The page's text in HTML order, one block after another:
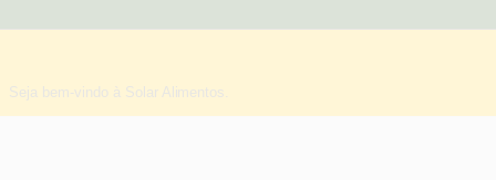
Seja bem-vindo à Solar Alimentos.